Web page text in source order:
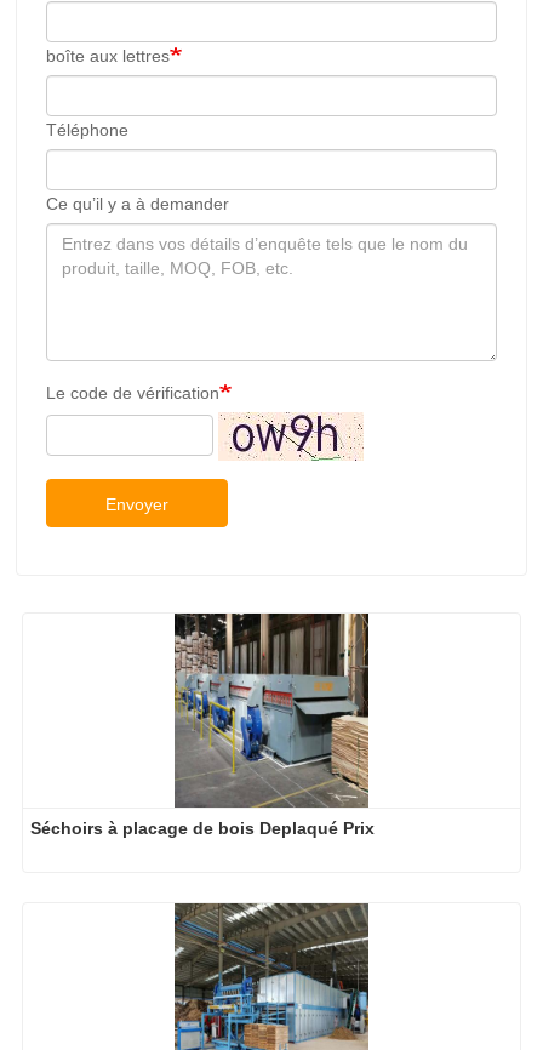
Le code de vérification
Séchoirs à placage de bois Deplaqué Prix
Machine de système de séchage de placage de
contreplaqué